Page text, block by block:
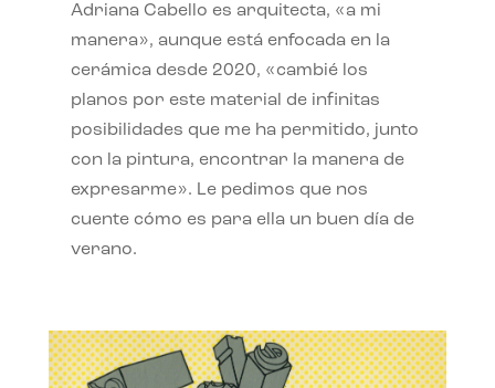
Adriana Cabello es arquitecta, «a mi
manera», aunque está enfocada en la
cerámica desde 2020, «cambié los
planos por este material de infinitas
posibilidades que me ha permitido, junto
con la pintura, encontrar la manera de
expresarme». Le pedimos que nos
cuente cómo es para ella un buen día de
verano.